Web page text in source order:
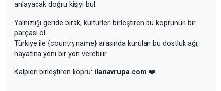
anlayacak doğru kişiyi bul.
Yalnızlığı geride bırak, kültürleri birleştiren bu köprünün bir
parçası ol.
Türkiye ile {country.name} arasında kurulan bu dostluk ağı,
hayatına yeni bir yön verebilir.
Kalpleri birleştiren köprü: ilanavrupa.com ❤️